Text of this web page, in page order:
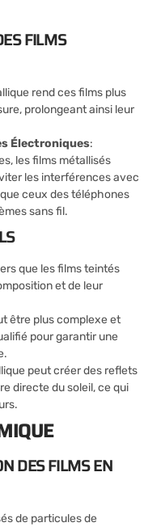
FILMS
rend ces films plus
prolongeant ainsi leur
Électroniques:
les films métallisés
les interférences avec
ceux des téléphones
sans fil.
que les films teintés
et de leur
être plus complexe et
pour garantir une
peut créer des reflets
directe du soleil, ce qui
DES FILMS EN
de particules de